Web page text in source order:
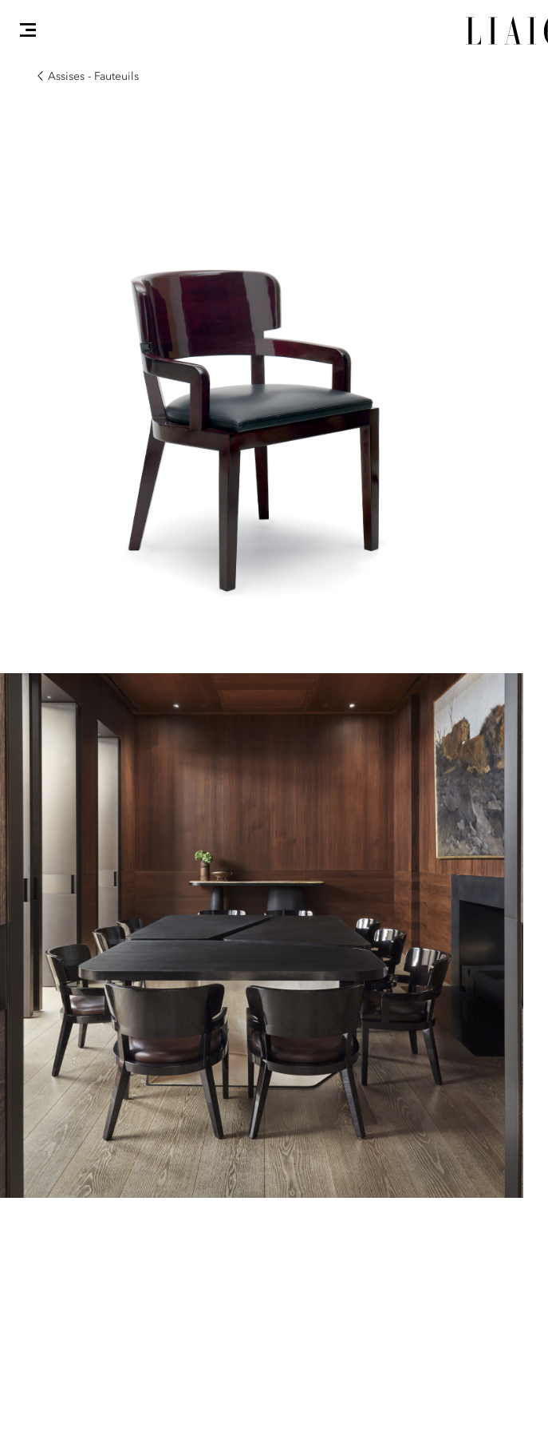
Assises - Fauteuils